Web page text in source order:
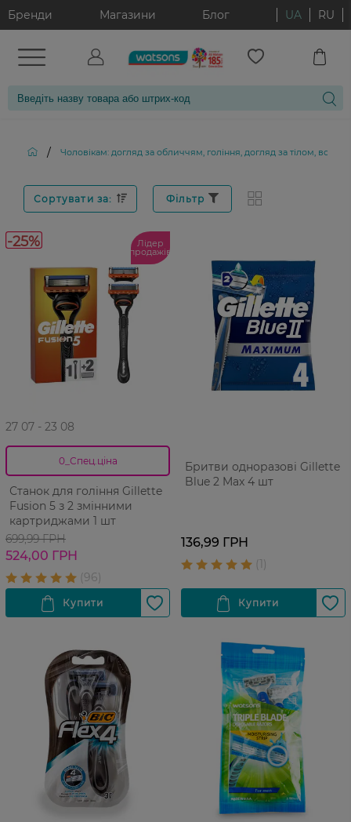
Бренди Магазини Блог UA RU
/ Чоловікам: догляд за обличчям, гоління, догляд за тілом,
Сортувати за: Фільтр
-25% Лідер
продажів
27 07 - 23 08
0_Спец.ціна
Станок для гоління Gillette
Fusion 5 з 2 змінними
картриджами 1 шт
699,99 ГРН
524,00 ГРН
Бритви одноразові Gillette
Blue 2 Max 4 шт
136,99 ГРН